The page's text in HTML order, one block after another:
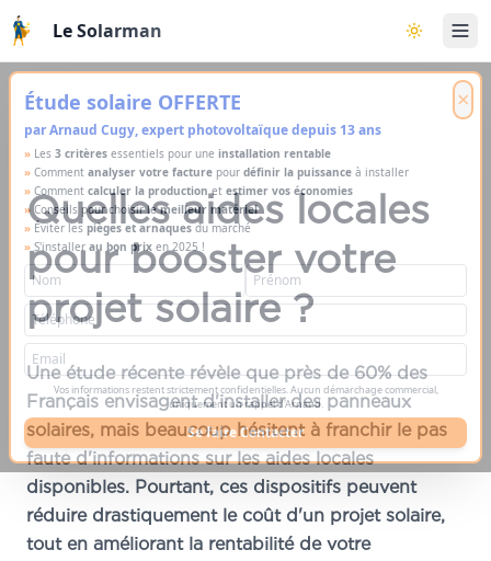
Aller au contenu principal
Le Solarman Basculer
×
Étude solaire OFFERTE
par Arnaud Cugy, expert photovoltaïque depuis 13 ans
» Les 3 critères essentiels pour une installation rentable
» Comment analyser votre facture pour définir la puissance à installer
» Comment calculer la productionet estimer vos économies
» Conseils pour choisir lemeilleur matériel
» Éviter les pièges et arnaquesdu marché
» S'installer au bon prix en 2025 !
Vos informations restent strictement confidentielles. Aucun démarchage commercial,
uniquement un rappel d'Arnaud.
Se faire Contacter
Quelles aides locales
pour booster votre
projet solaire ?
Une étude récente révèle que près de 60% des
Français envisagent d'installer des panneaux
solaires, mais beaucoup hésitent à franchir le pas
faute d'informations sur les aides locales
disponibles. Pourtant, ces dispositifs peuvent
réduire drastiquement le coût d'un projet solaire,
tout en améliorant la rentabilité de votre